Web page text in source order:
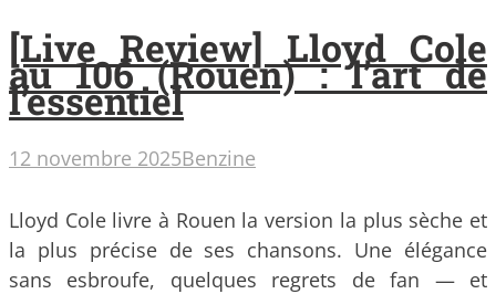
[Live Review] Lloyd Cole
au 106 (Rouen) : l’art de
l’essentiel
12 novembre 2025Benzine
Lloyd Cole livre à Rouen la version la plus sèche et
la plus précise de ses chansons. Une élégance
sans esbroufe, quelques regrets de fan — et